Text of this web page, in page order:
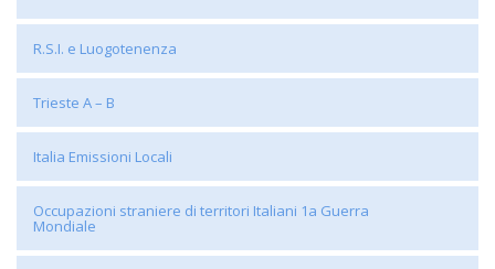
R.S.I. e Luogotenenza
Trieste A – B
Italia Emissioni Locali
Occupazioni straniere di territori Italiani 1a Guerra
Mondiale